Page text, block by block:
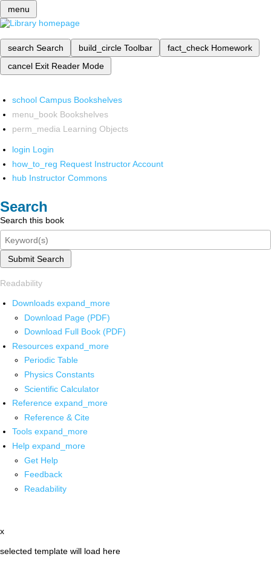
menu
search Search build_circle Toolbar fact_check Homework
cancel Exit Reader Mode
school Campus Bookshelves
menu_book Bookshelves
perm_media Learning Objects
login Login
how_to_reg Request Instructor Account
hub Instructor Commons
Search
Search this book
Submit Search
Readability
Downloads expand_more
Download Page (PDF)
Download Full Book (PDF)
Resources expand_more
Periodic Table
Physics Constants
Scientific Calculator
Reference expand_more
Reference & Cite
Tools expand_more
Help expand_more
Get Help
Feedback
Readability
x
selected template will load here